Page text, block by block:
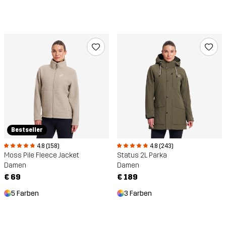
Bestseller
4.8 (158)
Moss Pile Fleece Jacket
Damen
€ 69
5 Farben
4.8 (243)
Status 2L Parka
Damen
€ 189
3 Farben